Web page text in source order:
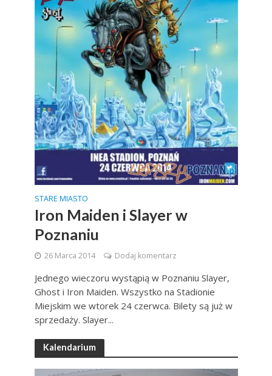
STARE MIASTO
Iron Maiden i Slayer w
Poznaniu
26 Marca 2014 Dodaj komentarz
Jednego wieczoru wystąpią w Poznaniu Slayer,
Ghost i Iron Maiden. Wszystko na Stadionie
Miejskim we wtorek 24 czerwca. Bilety są już w
sprzedaży. Slayer...
Kalendarium